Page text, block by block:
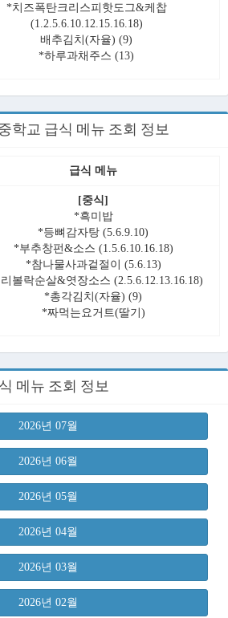
*치즈폭탄크리스피핫도그&케찹
(1.2.5.6.10.12.15.16.18)
배추김치(자율) (9)
*하루과채주스 (13)
학교 급식 메뉴 조회 정보
급식 메뉴
[중식]
*흑미밥
*등뼈감자탕 (5.6.9.10)
*부추창펀&소스 (1.5.6.10.16.18)
*참나물사과겉절이 (5.6.13)
볼락순살&엿장소스 (2.5.6.12.13.16.18)
*총각김치(자율) (9)
*짜먹는요거트(딸기)
메뉴 조회 정보
2026년 07월
2026년 06월
2026년 05월
2026년 04월
2026년 03월
2026년 02월